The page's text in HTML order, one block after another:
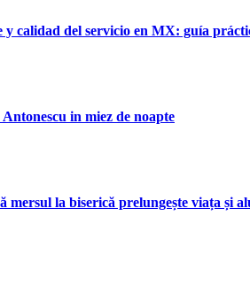
y calidad del servicio en MX: guía
in miez de noapte
mersul la biserică prelungește viața și